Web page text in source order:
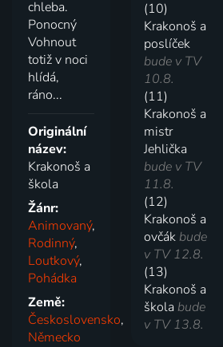
chleba.
Ponocný
Vohnout
totiž v noci
hlídá,
ráno...
Originální
název:
Krakonoš a
škola
Žánr:
Animovaný,
Rodinný,
Loutkový,
Pohádka
Země:
Československo,
Německo
(10)
Krakonoš a
poslíček
bude v TV
10.8.
(11)
Krakonoš a
mistr
Jehlička
bude v TV
11.8.
(12)
Krakonoš a
ovčákbude
v TV 12.8.
(13)
Krakonoš a
školabude
v TV 13.8.